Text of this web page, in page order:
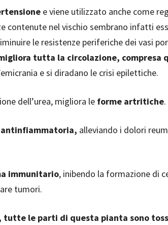
e viene utilizzato anche come
contenute nel vischio sembrano infatti
le resistenze periferiche dei vasi
tutta la circolazione, compresa
e si diradano le crisi epilettiche.
dell’urea, migliora le forme artritiche.
antinfiammatoria, alleviando i dolori
immunitario, inibendo la formazione di
tumori.
tutte le parti di questa pianta sono